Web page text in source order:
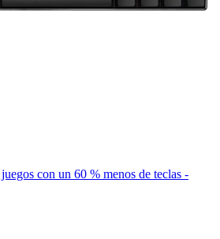
con un 60 % menos de teclas -